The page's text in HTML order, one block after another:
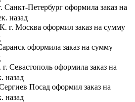
Санкт-Петербург оформила заказ на
назад
г. Москва оформил заказ на сумму
оформила заказ на сумму
Севастополь оформила заказ на
назад
Посад оформил заказ на
назад